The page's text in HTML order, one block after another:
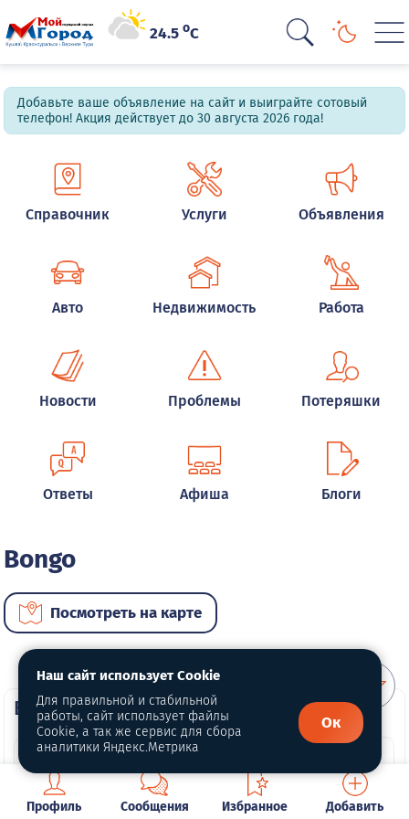
24.5oC
Добавьте ваше объявление на сайт и выиграйте сотовый
телефон! Акция действует до 30 августа 2026 года!
Справочник Услуги Объявления
Авто Недвижимость Работа
Новости Проблемы Потеряшки
Ответы Афиша Блоги
Bongo
Посмотреть на карте
ВИП автомобили
Профиль Сообщения Избранное Добавить
Наш сайт использует Cookie
Для правильной и стабильной
работы, сайт использует файлы
Cookie, а так же сервис для сбора
аналитики Яндекс.Метрика
Ок